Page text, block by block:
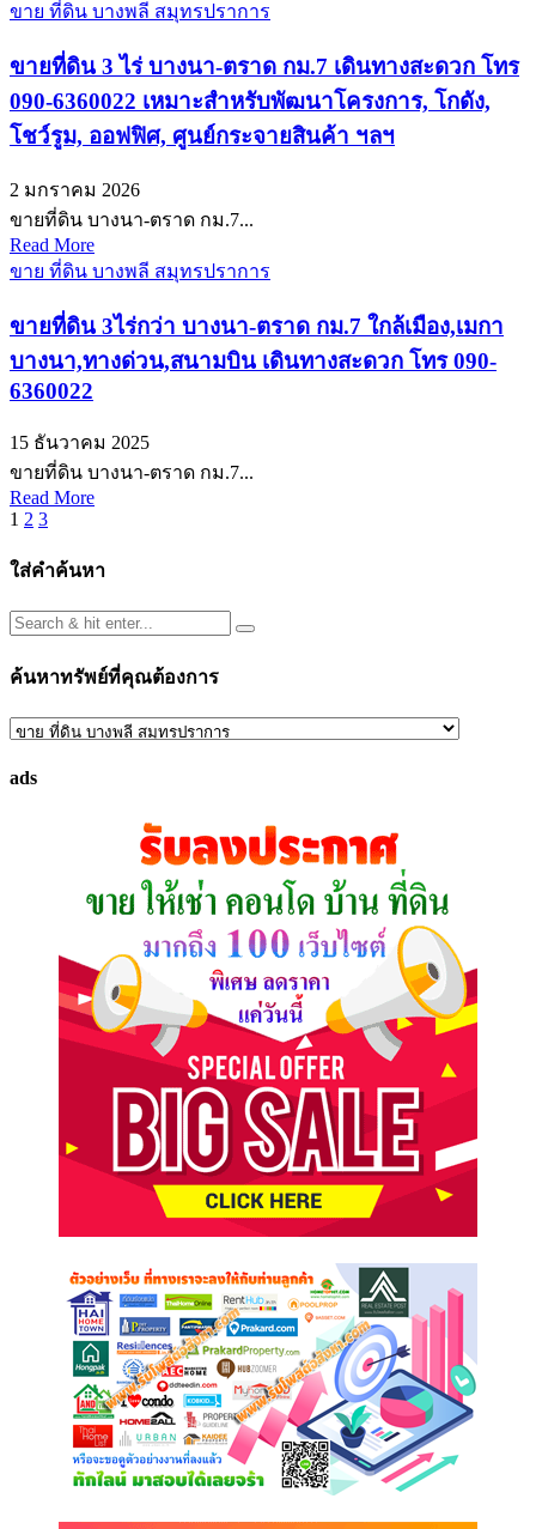
ขาย ที่ดิน บางพลี สมุทรปราการ
ขายที่ดิน 3 ไร่ บางนา-ตราด กม.7 เดินทางสะดวก โทร
090-6360022 เหมาะสำหรับพัฒนาโครงการ, โกดัง,
โชว์รูม, ออฟฟิศ, ศูนย์กระจายสินค้า ฯลฯ
2 มกราคม 2026
ขายที่ดิน บางนา-ตราด กม.7...
Read More
ขาย ที่ดิน บางพลี สมุทรปราการ
ขายที่ดิน 3ไร่กว่า บางนา-ตราด กม.7 ใกล้เมือง,เมกา
บางนา,ทางด่วน,สนามบิน เดินทางสะดวก โทร 090-
6360022
15 ธันวาคม 2025
ขายที่ดิน บางนา-ตราด กม.7...
Read More
Posts
pagination
1 2 3
ใส่คำค้นหา
ค้นหาทรัพย์ที่คุณต้องการ
ค้นหา
ที่
ads